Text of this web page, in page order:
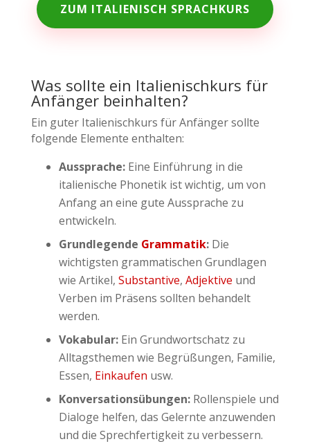
ZUM ITALIENISCH SPRACHKURS
Was sollte ein Italienischkurs für
Anfänger beinhalten?
Ein guter Italienischkurs für Anfänger sollte
folgende Elemente enthalten:
Aussprache:Eine Einführung in die
italienische Phonetik ist wichtig, um von
Anfang an eine gute Aussprache zu
entwickeln.
Grundlegende Grammatik:Die
wichtigsten grammatischen Grundlagen
wie Artikel, Substantive, Adjektive und
Verben im Präsens sollten behandelt
werden.
Vokabular:Ein Grundwortschatz zu
Alltagsthemen wie Begrüßungen, Familie,
Essen, Einkaufen usw.
Konversationsübungen:Rollenspiele und
Dialoge helfen, das Gelernte anzuwenden
und die Sprechfertigkeit zu verbessern.